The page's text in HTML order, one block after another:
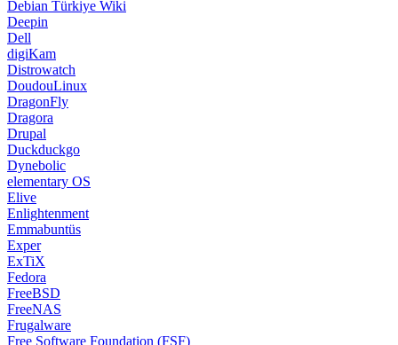
Debian Türkiye Wiki
Deepin
Dell
digiKam
Distrowatch
DoudouLinux
DragonFly
Dragora
Drupal
Duckduckgo
Dynebolic
elementary OS
Elive
Enlightenment
Emmabuntüs
Exper
ExTiX
Fedora
FreeBSD
FreeNAS
Frugalware
Free Software Foundation (FSF)